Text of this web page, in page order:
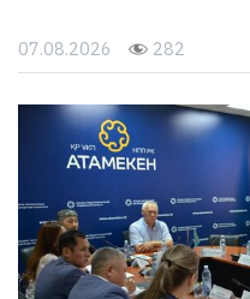
07.08.2026 282